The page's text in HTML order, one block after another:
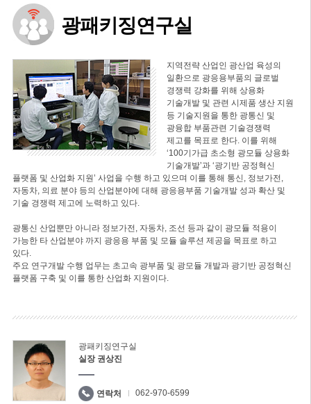
광패키징연구실
지역전략 산업인 광산업 육성의
일환으로 광응용부품의 글로벌
경쟁력 강화를 위해 상용화
기술개발 및 관련 시제품 생산 지원
등 기술지원을 통한 광통신 및
광융합 부품관련 기술경쟁력
제고를 목표로 한다. 이를 위해
‘100기가급 초소형 광모듈 상용화
기술개발’과 ‘광기반 공정혁신
플랫폼 및 산업화 지원’ 사업을 수행 하고 있으며 이를 통해 통신, 정보가전,
자동차, 의료 분야 등의 산업분야에 대해 광응용부품 기술개발 성과 확산 및
기술 경쟁력 제고에 노력하고 있다.
광통신 산업뿐만 아니라 정보가전, 자동차, 조선 등과 같이 광모듈 적용이
가능한 타 산업분야 까지 광응용 부품 및 모듈 솔루션 제공을 목표로 하고
있다.
주요 연구개발 수행 업무는 초고속 광부품 및 광모듈 개발과 광기반 공정혁신
플랫폼 구축 및 이를 통한 산업화 지원이다.
광패키징연구실
실장 권상진
연락처 062-970-6599